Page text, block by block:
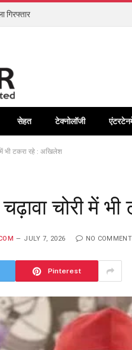
गिरफ्तार
सेहत टेक्नोलॉजी
भी टकरा रहे : अखिलेश
चोरी में
JULY 7, 2026 NO
Pinterest